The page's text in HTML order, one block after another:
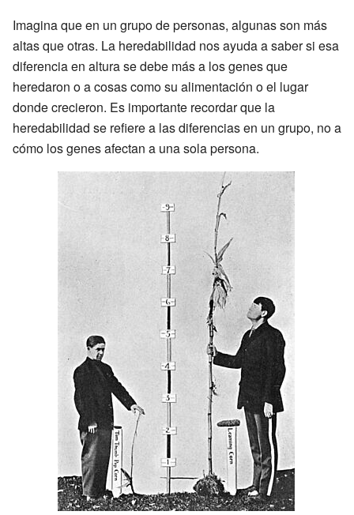
Imagina que en un grupo de personas, algunas son más
altas que otras. La heredabilidad nos ayuda a saber si esa
diferencia en altura se debe más a los genes que
heredaron o a cosas como su alimentación o el lugar
donde crecieron. Es importante recordar que la
heredabilidad se refiere a las diferencias en un grupo, no a
cómo los genes afectan a una sola persona.